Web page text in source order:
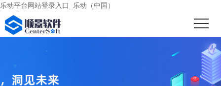
乐动平台网站登录入口_乐动（中国）